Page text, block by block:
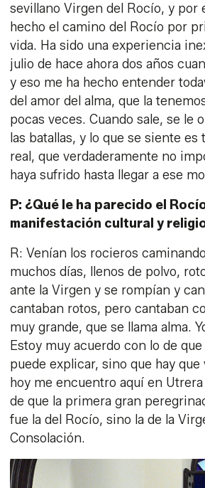
pocas veces. Cuando sale, se le
las batallas, y lo que se siente
real, que verdaderamente no
haya sufrido hasta llegar a ese
P: ¿Qué le ha parecido el Rocío
manifestación cultural y
R: Venían los rocieros
muchos días, llenos de polvo,
ante la Virgen y se rompían y
cantaban rotos, pero cantaban
muy grande, que se llama alma.
Estoy muy acuerdo con lo de que
puede explicar, sino que hay que
hoy me encuentro aquí en
de que la primera gran
fue la del Rocío, sino la de la
Consolación.